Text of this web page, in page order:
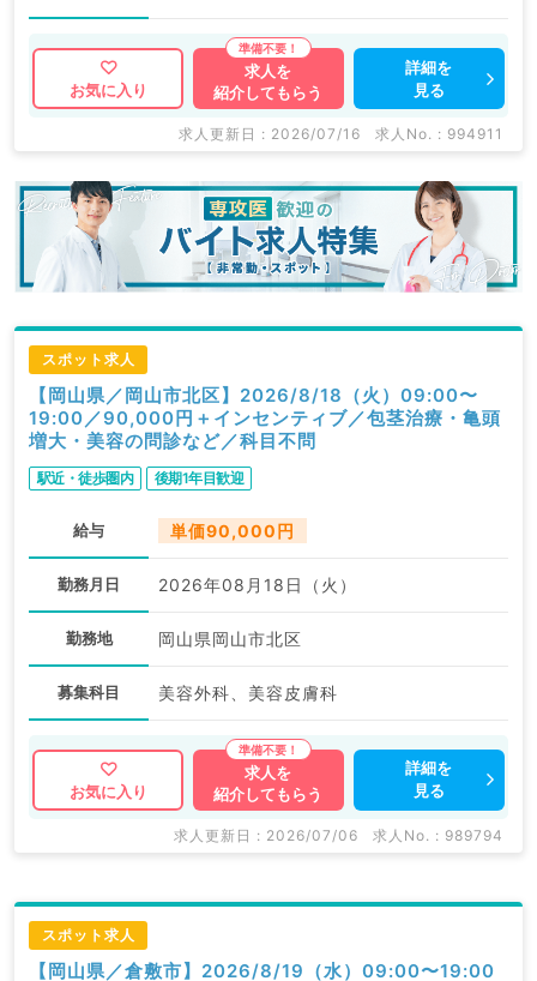
お気に入り
求人を
紹介してもらう
詳細を
見る
求人更新日 : 2026/07/16 求人No. : 994911
スポット求人
【岡山県／岡山市北区】2026/8/18（火）09:00〜
19:00／90,000円＋インセンティブ／包茎治療・亀頭
増大・美容の問診など／科目不問
駅近・徒歩圏内 後期1年目歓迎
給与 単価90,000円
勤務月日 2026年08月18日（火）
勤務地 岡山県岡山市北区
募集科目 美容外科、美容皮膚科
お気に入り
求人を
紹介してもらう
詳細を
見る
求人更新日 : 2026/07/06 求人No. : 989794
スポット求人
【岡山県／倉敷市】2026/8/19（水）09:00〜19:00